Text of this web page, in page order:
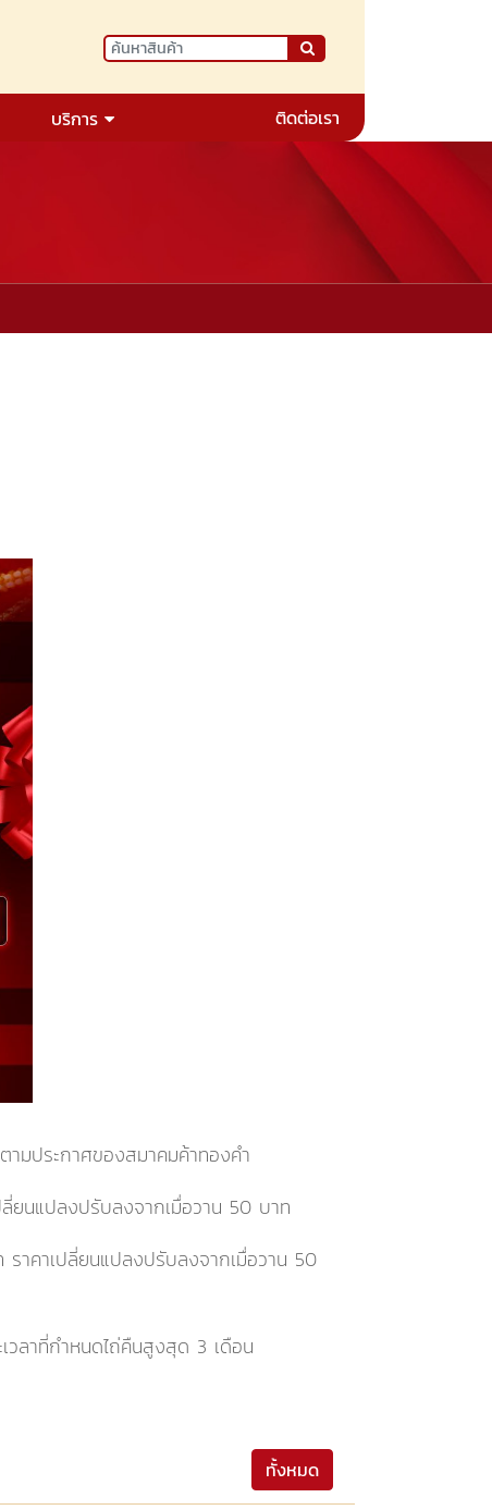
บริการ ติดต่อเรา
ามประกาศของสมาคมค้าทองคำ
ลี่ยนแปลงปรับลงจากเมื่อวาน 50 บาท
ราคาเปลี่ยนแปลงปรับลงจากเมื่อวาน 50
วลาที่กำหนดไถ่คืนสูงสุด 3 เดือน
ทั้งหมด